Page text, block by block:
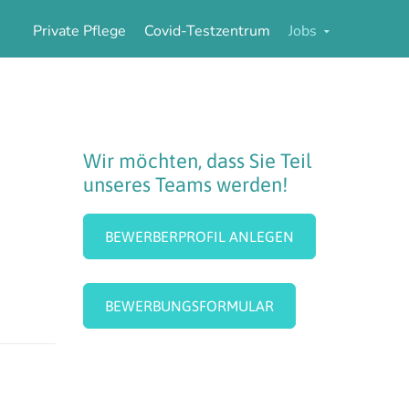
Private Pflege Covid-Testzentrum Jobs
Wir möchten, dassSie Teil
unseresTeamswerden!
BEWERBERPROFIL ANLEGEN
BEWERBUNGSFORMULAR